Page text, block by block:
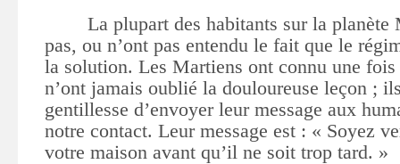
La plupart des habitants sur la planète
pas, ou n’ont pas entendu le fait que le
la solution. Les Martiens ont connu une
n’ont jamais oublié la douloureuse leçon ;
gentillesse d’envoyer leur message aux
notre contact. Leur message est : « Soyez
votre maison avant qu’il ne soit trop tard. »